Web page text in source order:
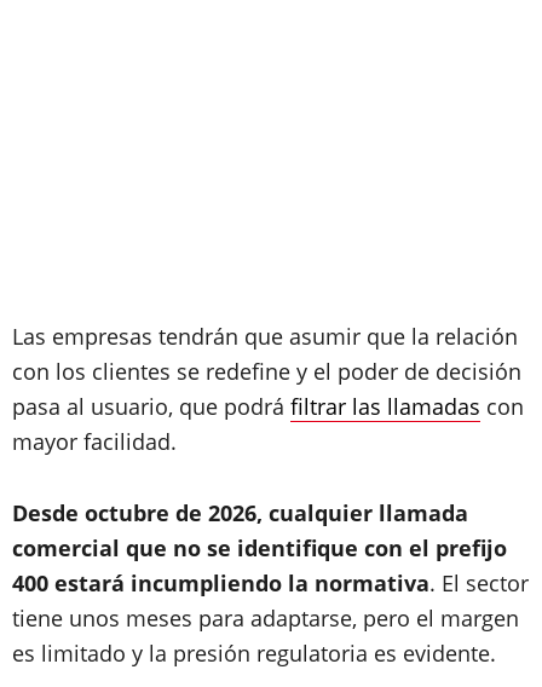
Las empresas tendrán que asumir que la relación
con los clientes se redefine y el poder de decisión
pasa al usuario, que podrá filtrar las llamadas con
mayor facilidad.
Desde octubre de 2026, cualquier llamada
comercial que no se identifique con el prefijo
400 estará incumpliendo la normativa. El sector
tiene unos meses para adaptarse, pero el margen
es limitado y la presión regulatoria es evidente.